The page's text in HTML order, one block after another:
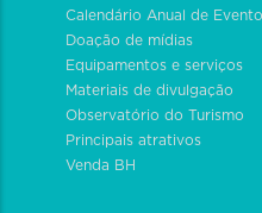
Calendário Anual de
Doação de mídias
Equipamentos e serviços
Materiais de divulgação
Observatório do Turismo
Principais atrativos
Venda BH